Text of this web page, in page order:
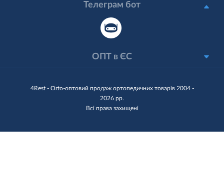
4Rest - Orto-оптовий продаж ортопедичних товарів 2004 -
2026 рр.
Всі права захищені
Телеграм бот
ОПТ в ЄС